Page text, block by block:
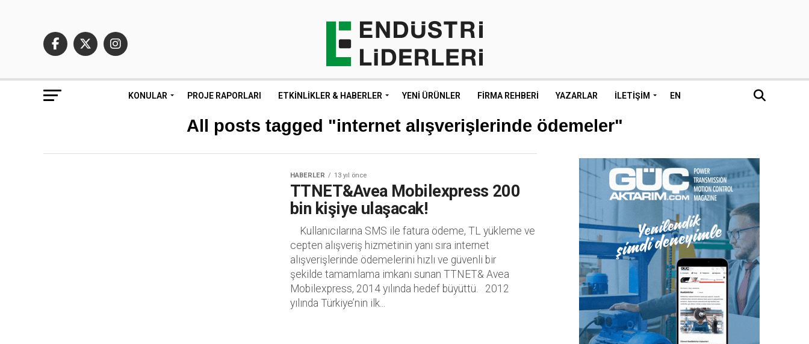
KONULAR PROJE RAPORLARI ETKINLIKLER & HABERLER YENI ÜRÜNLER FIRMA REHBERI YAZARLAR İLETIŞIM EN
All posts tagged "internet alışverişlerinde ödemeler"
HABERLER 13 yıl önce
TTNET&Avea Mobilexpress 200
bin kişiye ulaşacak!
Kullanıcılarına SMS ile fatura ödeme, TL yükleme ve
cepten alışveriş hizmetinin yanı sıra internet
alışverişlerinde ödemelerini hızlı ve güvenli bir
şekilde tamamlama imkanı sunan TTNET& Avea
Mobilexpress, 2014 yılında hedef büyüttü. 2012
yılında Türkiye’nin ilk...